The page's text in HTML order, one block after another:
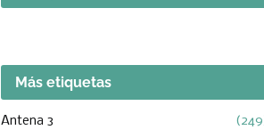
Más etiquetas
Antena 3